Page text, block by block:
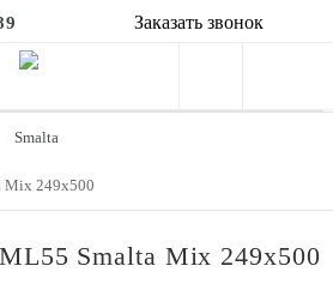
Заказать звонок
Smalta
Mix 249x500
Smalta Mix 249x500